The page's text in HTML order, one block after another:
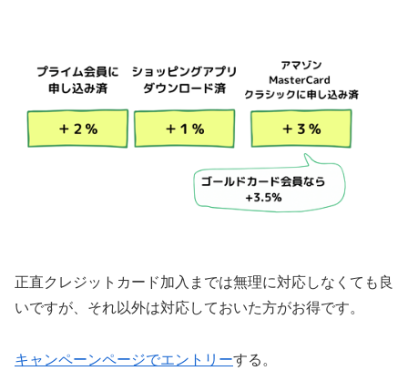
正直クレジットカード加入までは無理に対応しなくても良
いですが、それ以外は対応しておいた方がお得です。
キャンペーンページでエントリーする。